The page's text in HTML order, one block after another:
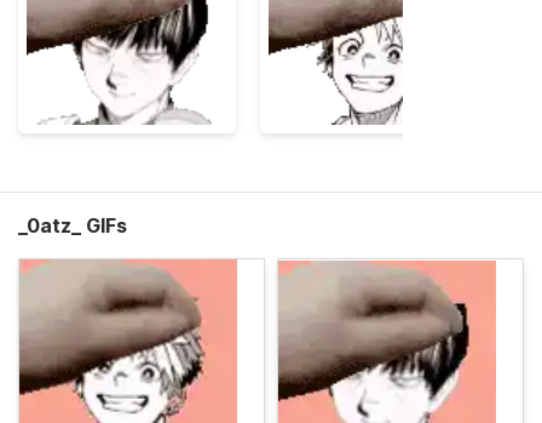
_0atz_ GIFs